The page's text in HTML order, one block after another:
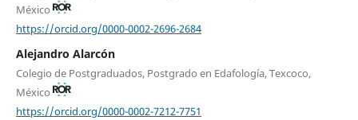
México
https://orcid.org/0000-0002-2696-2684
Alejandro Alarcón
Colegio de Postgraduados, Postgrado en Edafología, Texcoco,
México
https://orcid.org/0000-0002-7212-7751